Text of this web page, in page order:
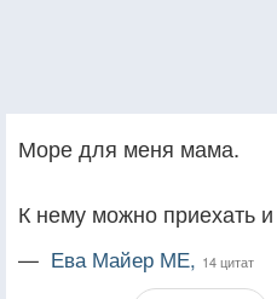
Море для меня мама.
К нему можно приехать и
— Ева Майер МЕ, 14 цитат